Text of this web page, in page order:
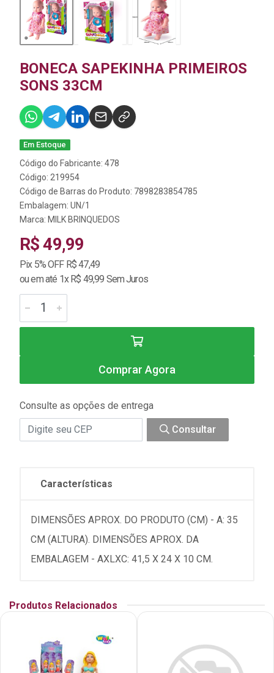
BONECA SAPEKINHA PRIMEIROS
SONS 33CM
Em Estoque
Código do Fabricante: 478
Código: 219954
Código de Barras do Produto: 7898283854785
Embalagem: UN/1
Marca: MILK BRINQUEDOS
R$ 49,99
Pix 5% OFF R$ 47,49
ou em até 1x R$ 49,99 Sem Juros
Comprar Agora
Consulte as opções de entrega
Consultar
Características
DIMENSÕES APROX. DO PRODUTO (CM) - A: 35
CM (ALTURA). DIMENSÕES APROX. DA
EMBALAGEM - AXLXC: 41,5 X 24 X 10 CM.
Produtos Relacionados